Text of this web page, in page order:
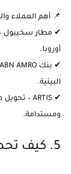
📌 أهم العملاء
✔ مطار سخيبول
أوروبا.
✔ بنك ABN AMRO
البيئية.
✔
ARTIS – تحويل
ومستدامة.
5. كيف تحصل على هذه الوظيفة؟